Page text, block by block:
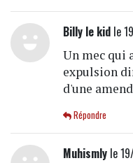
Billy le kidle
Un mec qui
expulsion
d'une
Répondre
Muhismlyle